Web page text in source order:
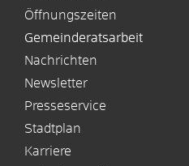
Öffnungszeiten
Gemeinderatsarbeit
Nachrichten
Newsletter
Presseservice
Stadtplan
Karriere